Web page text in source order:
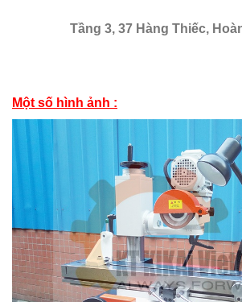
Tầng 3, 37 Hàng Thiếc, Hoàn
Một số hình ảnh :